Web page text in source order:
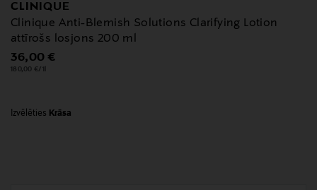
CLINIQUE
Clinique Anti-Blemish Solutions Clarifying Lotion
attīrošs losjons 200 ml
Original Price
36,00 €
180,00 €/1l
Izvēlēties Krāsa